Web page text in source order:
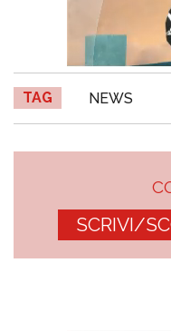
TAG NEWS
SCRIVI/